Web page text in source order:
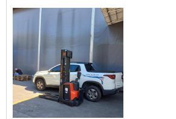
evitar prejuízos com imprev...